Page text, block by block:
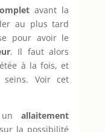
avant la
au plus tard
pour avoir le
. Il faut alors
à la fois, et
Voir cet
allaitement
la possibilité